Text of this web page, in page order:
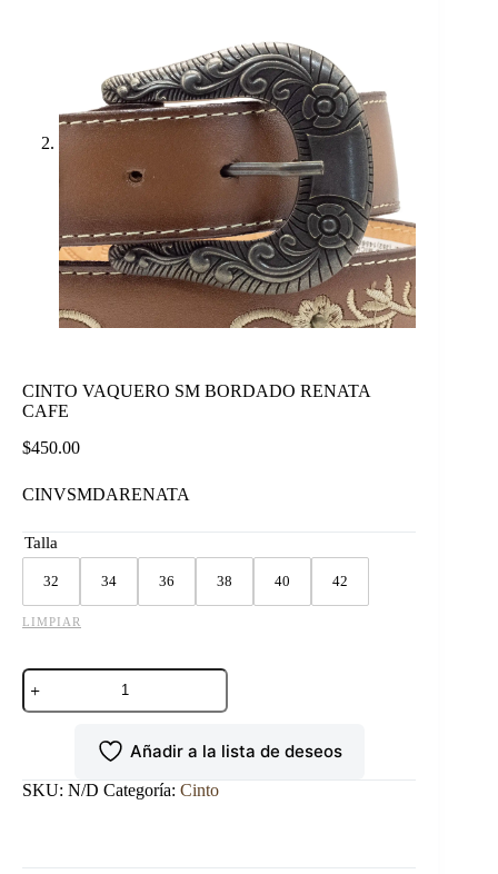
CINTO VAQUERO SM BORDADO RENATA
CAFE
$450.00
CINVSMDARENATA
Talla
32 34 36 38 40 42
LIMPIAR
CINTO
VAQUERO
SM
cantidad
Añadir a la lista de deseos
SKU: N/D Categoría: Cinto